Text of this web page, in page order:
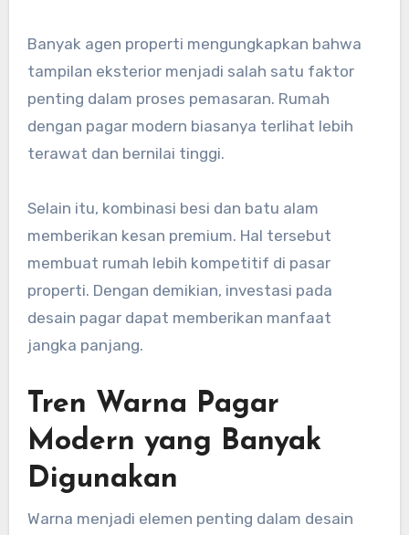
Banyak agen properti mengungkapkan bahwa
tampilan eksterior menjadi salah satu faktor
penting dalam proses pemasaran. Rumah
dengan pagar modern biasanya terlihat lebih
terawat dan bernilai tinggi.
Selain itu, kombinasi besi dan batu alam
memberikan kesan premium. Hal tersebut
membuat rumah lebih kompetitif di pasar
properti. Dengan demikian, investasi pada
desain pagar dapat memberikan manfaat
jangka panjang.
Tren Warna Pagar
Modern yang Banyak
Digunakan
Warna menjadi elemen penting dalam desain